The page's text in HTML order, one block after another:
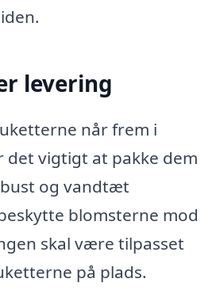
levering
når frem i
det vigtigt at pakke dem
og vandtæt
blomsterne mod
skal være tilpasset
på plads.